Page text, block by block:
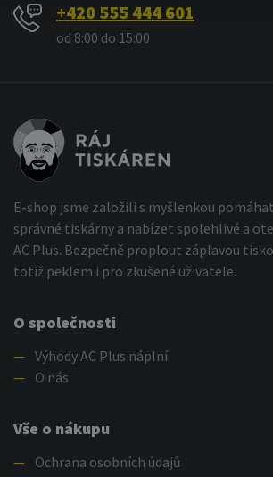
+420 555 444 601
od 8:00 do 15:00
E-shop jsme založili s myšlenkou
správné tiskárny a nabízet spolehlivé a
AC Plus. Bezpečně proplout záplavou
totiž peklem i pro zkušené uživatele.
O společnosti
— Výhody AC Plus náplní
—
O nás
Vše o nákupu
—
Ochrana osobních údajů